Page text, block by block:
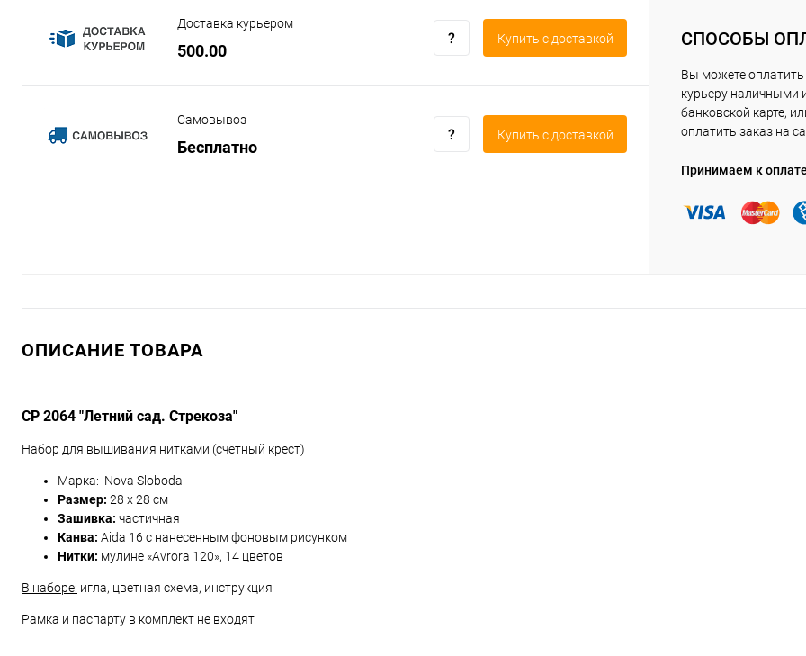
Доставка курьером
500.00
Купить c доставкой
Самовывоз
Бесплатно
Купить c доставкой
СПОСОБЫ
Вы можете оплатить
курьеру наличными
банковской карте,
оплатить заказ на
Принимаем к
ОПИСАНИЕ ТОВАРА
СР 2064 "Летний сад. Стрекоза"
Набор для вышивания нитками (счётный крест)
Марка: Nova Sloboda
Размер: 28 х 28 см
Зашивка: частичная
Канва: Aida 16 с нанесенным фоновым рисунком
Нитки: мулине «Avrora 120», 14 цветов
В наборе: игла, цветная схема, инструкция
Рамка и паспарту в комплект не входят